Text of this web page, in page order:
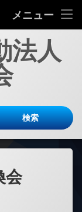
メニュー
法人
会
: